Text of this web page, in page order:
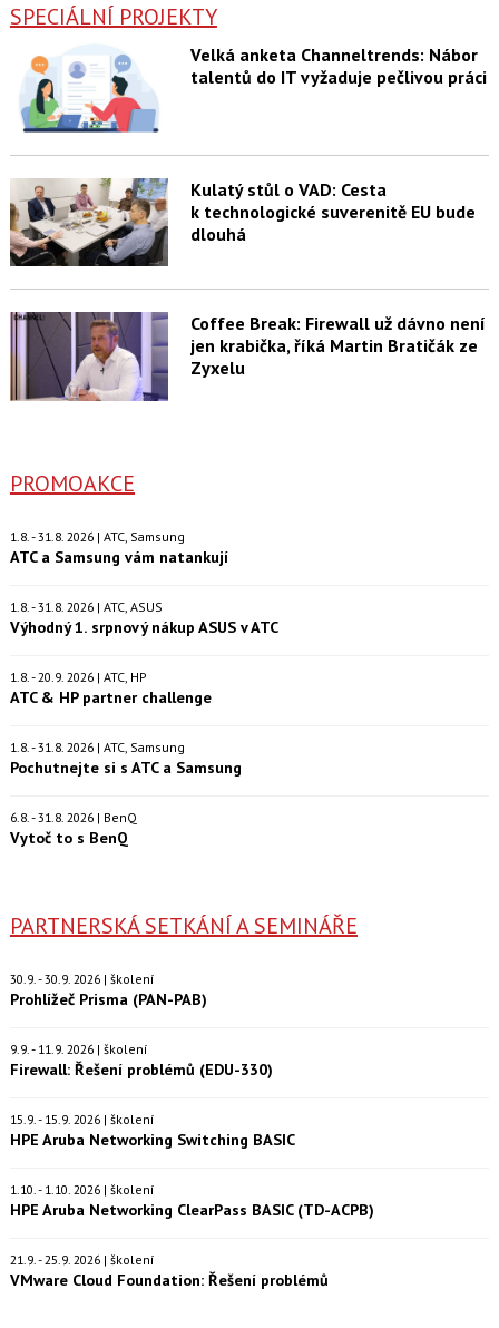
SPECIÁLNÍ PROJEKTY
Velká anketa Channeltrends: Nábor
talentů do IT vyžaduje pečlivou práci
Kulatý stůl o VAD: Cesta
k technologické suverenitě EU bude
dlouhá
Coffee Break: Firewall už dávno není
jen krabička, říká Martin Bratičák ze
Zyxelu
PROMOAKCE
1.8. - 31.8. 2026 | ATC, Samsung
ATC a Samsung vám natankují
1.8. - 31.8. 2026 | ATC, ASUS
Výhodný 1. srpnový nákup ASUS v ATC
1.8. - 20.9. 2026 | ATC, HP
ATC & HP partner challenge
1.8. - 31.8. 2026 | ATC, Samsung
Pochutnejte si s ATC a Samsung
6.8. - 31.8. 2026 | BenQ
Vytoč to s BenQ
PARTNERSKÁ SETKÁNÍ A SEMINÁŘE
30.9. - 30.9. 2026 | školení
Prohlížeč Prisma (PAN-PAB)
9.9. - 11.9. 2026 | školení
Firewall: Řešení problémů (EDU-330)
15.9. - 15.9. 2026 | školení
HPE Aruba Networking Switching BASIC
1.10. - 1.10. 2026 | školení
HPE Aruba Networking ClearPass BASIC (TD-ACPB)
21.9. - 25.9. 2026 | školení
VMware Cloud Foundation: Řešení problémů